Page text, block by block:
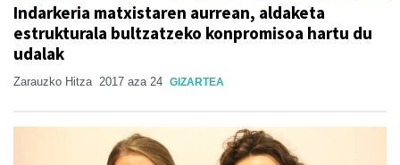
Indarkeria matxistaren aurrean, aldaketa
estrukturala bultzatzeko konpromisoa hartu du
udalak
Zarauzko Hitza 2017 aza 24 GIZARTEA